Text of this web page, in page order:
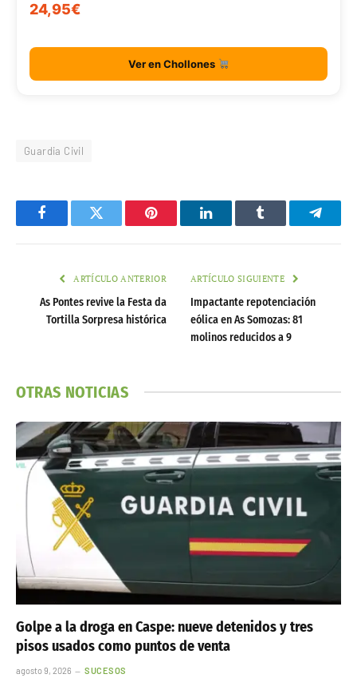
24,95€
Ver en Chollones
Guardia Civil
FacebookTwitter Pinterest LinkedInTumblr
ARTÍCULO ANTERIOR
As Pontes revive la Festa da
Tortilla Sorpresa histórica
ARTÍCULO SIGUIENTE
Impactante repotenciación
eólica en As Somozas: 81
molinos reducidos a 9
OTRAS NOTICIAS
Golpe a la droga en Caspe: nueve detenidos y tres
pisos usados como puntos de venta
agosto 9, 2026 SUCESOS